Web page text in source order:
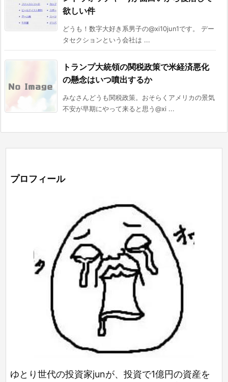
欲しい件
どうも！数字大好き系男子の@xi10jun1です。 デー
タセクションという会社は ...
トランプ大統領の関税政策で米経済悪化
の懸念はいつ噴出するか
みなさんどうも関税政策。おそらくアメリカの景気
不安が早期にやって来ると思う@xi ...
プロフィール
ゆとり世代の投資家junが、投資で1億円の資産を